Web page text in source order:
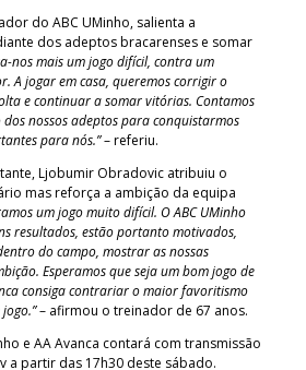
do ABC UMinho, salienta a
dos adeptos bracarenses e somar
nos mais um jogo difícil, contra um
A jogar em casa, queremos corrigir o
e continuar a somar vitórias. Contamos
nossos adeptos para conquistarmos
para nós.”– referiu.
Ljobumir Obradovic atribuiu o
mas reforça a ambição da equipa
um jogo muito difícil. O ABC UMinho
resultados, estão portanto motivados,
do campo, mostrar as nossas
Esperamos que seja um bom jogo de
consiga contrariar o maior favoritismo
– afirmou o treinador de 67 anos.
e AA Avanca contará com transmissão
a partir das 17h30 deste sábado.